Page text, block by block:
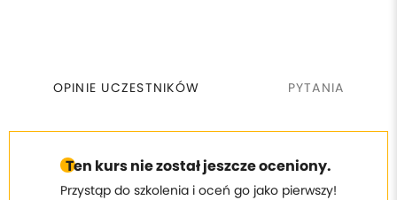
OPINIE UCZESTNIKÓW PYTANIA
Ten kurs nie został jeszcze oceniony.
Przystąp do szkolenia i oceń go jako pierwszy!